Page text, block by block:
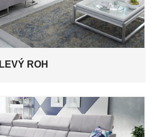
LEVÝ ROH